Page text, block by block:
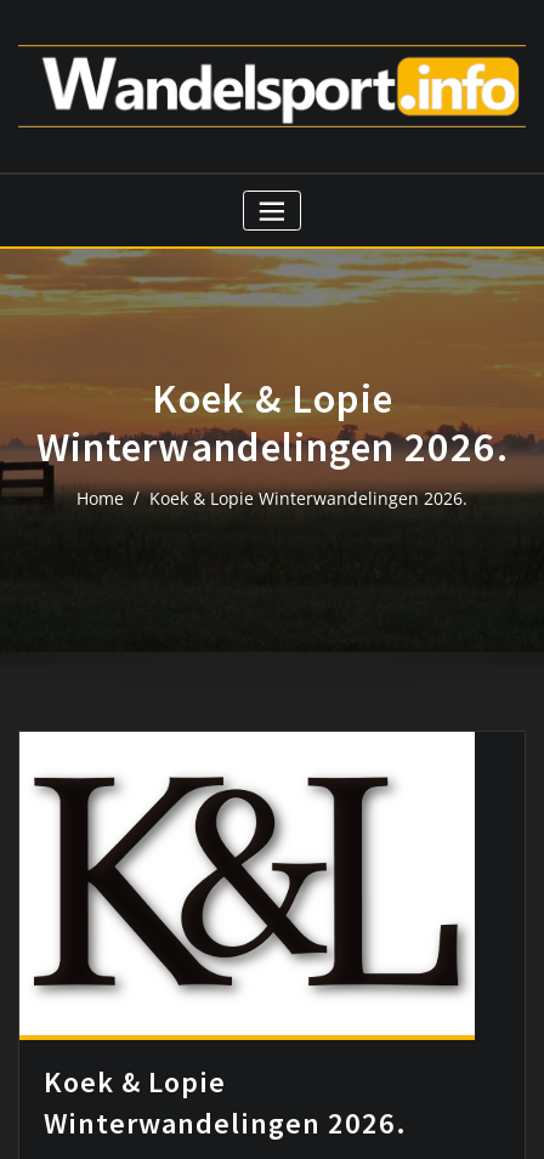
naar
inhoud
Koek & Lopie
Winterwandelingen 2026.
Home Koek & Lopie Winterwandelingen 2026.
Koek & Lopie
Winterwandelingen 2026.